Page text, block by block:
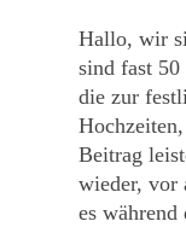
Hallo, wir
sind fast
die zur
Beitrag
wieder, vor
es während